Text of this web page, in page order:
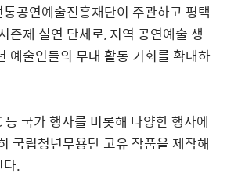
공연예술진흥재단이 주관하고 평택
즌제 실연 단체로,지역 공연예술 생
예술인들의 무대 활동 기회를 확대하
등 국가 행사를 비롯해 다양한 행사에
국립청년무용단 고유 작품을 제작해
다.